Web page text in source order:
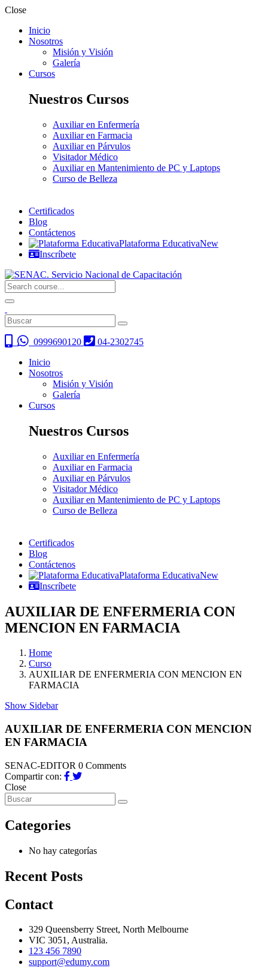
Close
Inicio
Nosotros
Misión y Visión
Galería
Cursos
Nuestros Cursos
Auxiliar en Enfermería
Auxiliar en Farmacia
Auxiliar en Párvulos
Visitador Médico
Auxiliar en Mantenimiento de PC y Laptops
Curso de Belleza
Certificados
Blog
Contáctenos
Plataforma EducativaNew
Inscríbete
0999690120
04-2302745
Inicio
Nosotros
Misión y Visión
Galería
Cursos
Nuestros Cursos
Auxiliar en Enfermería
Auxiliar en Farmacia
Auxiliar en Párvulos
Visitador Médico
Auxiliar en Mantenimiento de PC y Laptops
Curso de Belleza
Certificados
Blog
Contáctenos
Plataforma EducativaNew
Inscríbete
AUXILIAR DE ENFERMERIA CON
MENCION EN FARMACIA
Home
Curso
AUXILIAR DE ENFERMERIA CON MENCION EN
FARMACIA
Show Sidebar
AUXILIAR DE ENFERMERIA CON MENCION
EN FARMACIA
SENAC-EDITOR 0 Comments
Compartir con:
Close
Categories
No hay categorías
Recent Posts
Contact
329 Queensberry Street, North Melbourne
VIC 3051, Australia.
123 456 7890
support@edumy.com